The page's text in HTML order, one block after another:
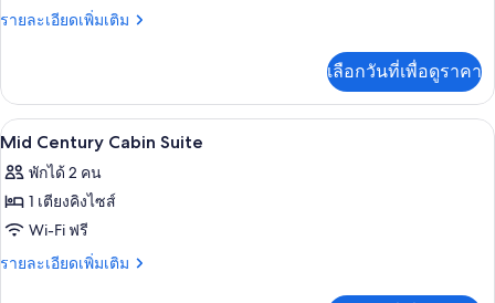
One
รายละเอียดเพิ่มเติม
ราย
เกี่ยว
กับ
One
Suite
เลือกวันที่เพื่อดูราคา
เปิด
ภาพถ่าย
ทั้งหมด
ของ
Mid
เครื่องนอนระดับพรีเมียม, มินิบาร์, ตู้นิ
6
Mid Century Cabin Suite
พักได้ 2 คน
1 เตียงคิงไซส์
Wi-Fi ฟรี
รายละเอียดเพิ่มเติม
ราย